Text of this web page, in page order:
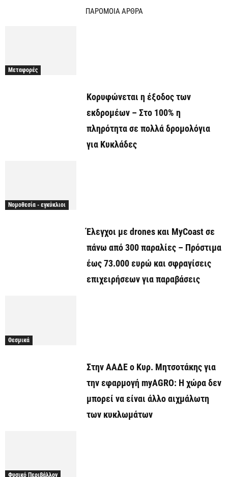
ΠΑΡΟΜΟΙΑ ΑΡΘΡΑ
Μεταφορές
Κορυφώνεται η έξοδος των
εκδρομέων – Στο 100% η
πληρότητα σε πολλά δρομολόγια
για Κυκλάδες
Νομοθεσία - εγκύκλιοι
Έλεγχοι με drones και MyCoast σε
πάνω από 300 παραλίες – Πρόστιμα
έως 73.000 ευρώ και σφραγίσεις
επιχειρήσεων για παραβάσεις
Θεσμικά
Στην ΑΑΔΕ ο Κυρ. Μητσοτάκης για
την εφαρμογή myAGRO: Η χώρα δεν
μπορεί να είναι άλλο αιχμάλωτη
των κυκλωμάτων
Φυσικό Περιβάλλον